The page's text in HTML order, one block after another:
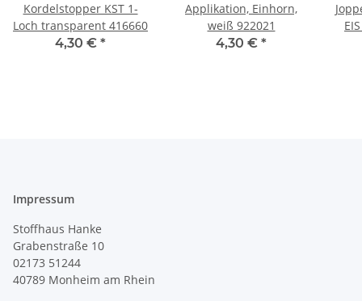
Kordelstopper KST 1-
Loch transparent 416660
4,30 € *
Applikation, Einhorn,
weiß 922021
4,30 € *
Impressum
Stoffhaus Hanke
Grabenstraße 10
02173 51244
40789 Monheim am Rhein